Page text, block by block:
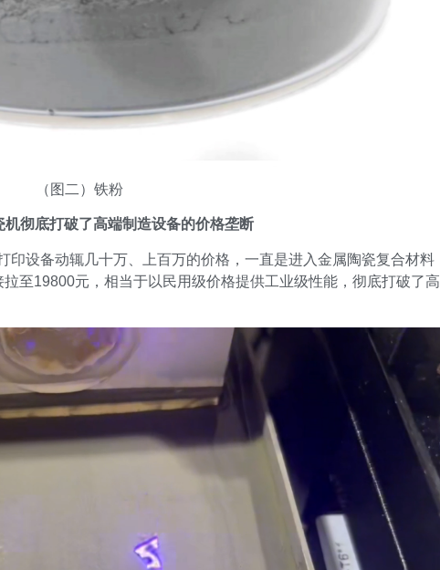
（图二）铁粉
机彻底打破了高端制造设备的价格垄断
印设备动辄几十万、上百万的价格，一直是进入金属陶瓷复合材料
至19800元，相当于以民用级价格提供工业级性能，彻底打破了高